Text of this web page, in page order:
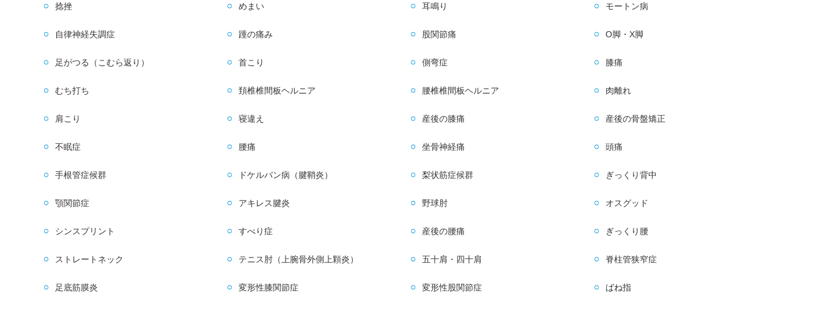
捻挫 めまい 耳鳴り モートン病
自律神経失調症 踵の痛み 股関節痛 O脚・X脚
足がつる（こむら返り） 首こり 側弯症 膝痛
むち打ち 頚椎椎間板ヘルニア 腰椎椎間板ヘルニア 肉離れ
肩こり 寝違え 産後の膝痛 産後の骨盤矯正
不眠症 腰痛 坐骨神経痛 頭痛
手根管症候群 ドケルバン病（腱鞘炎） 梨状筋症候群 ぎっくり背中
顎関節症 アキレス腱炎 野球肘 オスグッド
シンスプリント すべり症 産後の腰痛 ぎっくり腰
ストレートネック テニス肘（上腕骨外側上顆炎） 五十肩・四十肩 脊柱管狭窄症
足底筋膜炎 変形性膝関節症 変形性股関節症 ばね指